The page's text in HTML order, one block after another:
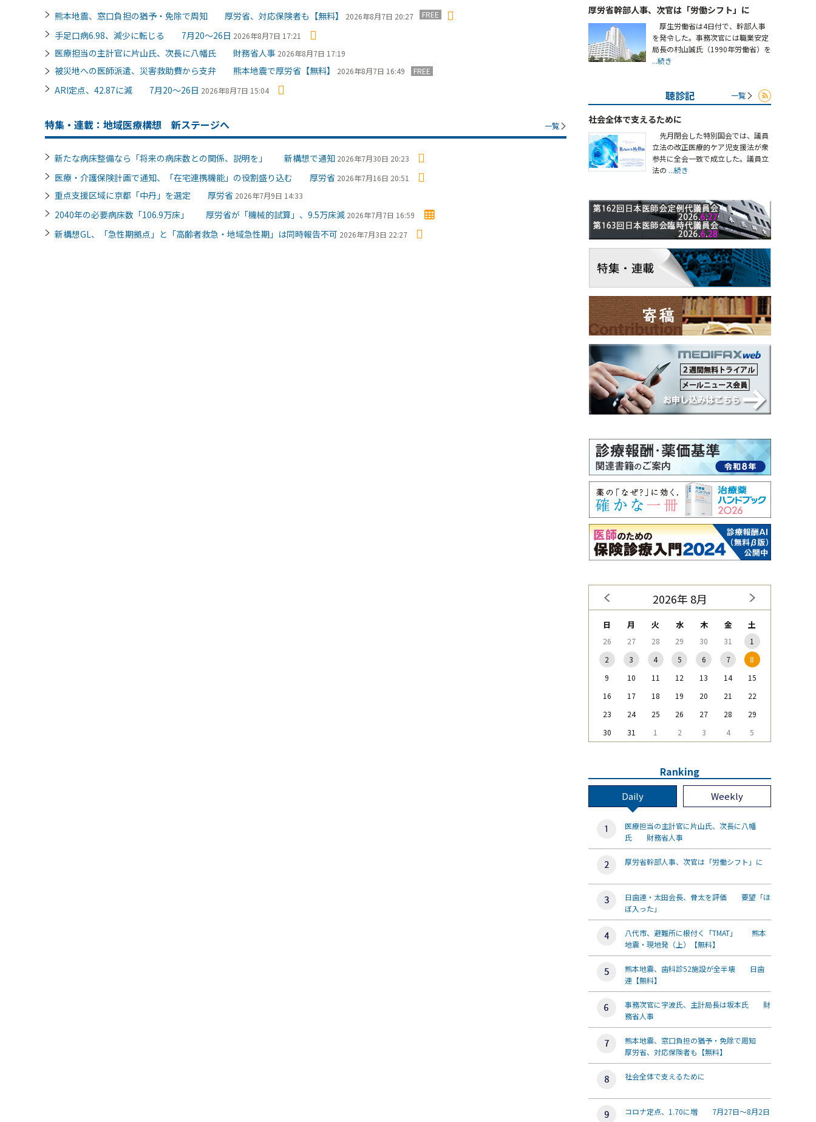
熊本地震、窓口負担の猶予・免除で周知 厚労省、対応保険者も【無料】 2026年8月7日 20:27 FREE
手足口病6.98、減少に転じる 7月20～26日 2026年8月7日 17:21
医療担当の主計官に片山氏、次長に八幡氏 財務省人事 2026年8月7日 17:19
被災地への医師派遣、災害救助費から支弁 熊本地震で厚労省【無料】 2026年8月7日 16:49 FREE
ARI定点、42.87に減 7月20～26日 2026年8月7日 15:04
特集・連載：地域医療構想 新ステージへ 一覧
新たな病床整備なら「将来の病床数との関係、説明を」 新構想で通知 2026年7月30日 20:23
医療・介護保険計画で通知、「在宅連携機能」の役割盛り込む 厚労省 2026年7月16日 20:51
重点支援区域に京都「中丹」を選定 厚労省 2026年7月9日 14:33
2040年の必要病床数「106.9万床」 厚労省が「機械的試算」、9.5万床減 2026年7月7日 16:59
新構想GL、「急性期拠点」と「高齢者救急・地域急性期」は同時報告不可 2026年7月3日 22:27
厚労省幹部人事、次官は「労働シフト」に
厚生労働省は4日付で、幹部人事
を発令した。事務次官には職業安定
局長の村山誠氏（1990年労働省）を
...続き
聴診記 一覧
社会全体で支えるために
先月閉会した特別国会では、議員
立法の改正医療的ケア児支援法が衆
参共に全会一致で成立した。議員立
法の ...続き
2026年 8月
日 月 火 水 木 金 土
26 27 28 29 30 31
1
2
3 4 5 6 7
8
9
10 11 12 13 14
15
16
17 18 19 20 21
22
23
24 25 26 27 28
29
30
31 1 2 3 4 5
Ranking
Daily Weekly
医療担当の主計官に片山氏、次長に八幡
氏 財務省人事
厚労省幹部人事、次官は「労働シフト」に
日歯連・太田会長、骨太を評価 要望「ほ
ぼ入った」
八代市、避難所に根付く「TMAT」 熊本
地震・現地発（上）【無料】
熊本地震、歯科診52施設が全半壊 日歯
連【無料】
事務次官に宇波氏、主計局長は坂本氏 財
務省人事
熊本地震、窓口負担の猶予・免除で周知
厚労省、対応保険者も【無料】
社会全体で支えるために
コロナ定点、1.70に増 7月27日～8月2日